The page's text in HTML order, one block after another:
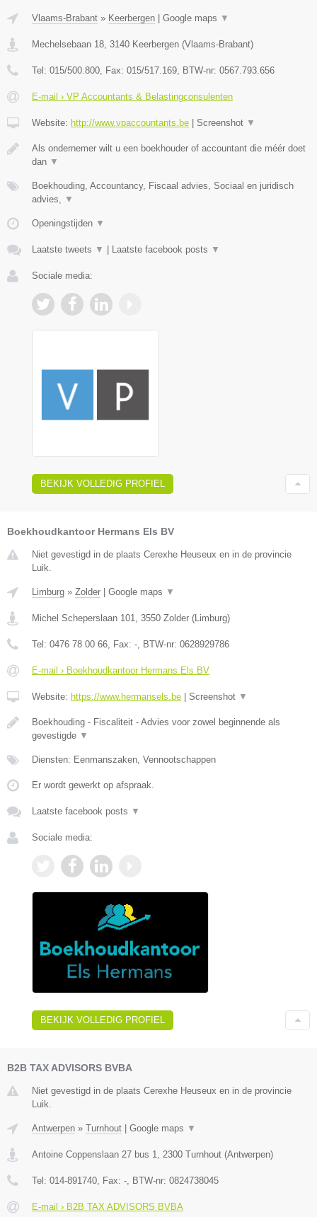
Vlaams-Brabant » Keerbergen Google maps ▼
Mechelsebaan 18, 3140 Keerbergen (Vlaams-Brabant)
Tel: 015/500.800, Fax: 015/517.169, BTW-nr: 0567.793.656
E-mail › VP Accountants & Belastingconsulenten
Website: http://www.vpaccountants.be Screenshot ▼
Als ondernemer wilt u een boekhouder of accountant die méér doet
dan ▼
Boekhouding, Accountancy, Fiscaal advies, Sociaal en juridisch
advies, ▼
Openingstijden ▼
Laatste tweets ▼ Laatste facebook posts ▼
Sociale media:
BEKIJK VOLLEDIG PROFIEL
Boekhoudkantoor Hermans Els BV
Niet gevestigd in de plaats Cerexhe Heuseux en in de provincie
Luik.
Limburg » Zolder Google maps ▼
Michel Scheperslaan 101, 3550 Zolder (Limburg)
Tel: 0476 78 00 66, Fax: -, BTW-nr: 0628929786
E-mail › Boekhoudkantoor Hermans Els BV
Website: https://www.hermansels.be Screenshot ▼
Boekhouding - Fiscaliteit - Advies voor zowel beginnende als
gevestigde ▼
Diensten: Eenmanszaken, Vennootschappen
Er wordt gewerkt op afspraak.
Laatste facebook posts ▼
Sociale media:
BEKIJK VOLLEDIG PROFIEL
B2B TAX ADVISORS BVBA
Niet gevestigd in de plaats Cerexhe Heuseux en in de provincie
Luik.
Antwerpen » Turnhout Google maps ▼
Antoine Coppenslaan 27 bus 1, 2300 Turnhout (Antwerpen)
Tel: 014-891740, Fax: -, BTW-nr: 0824738045
E-mail › B2B TAX ADVISORS BVBA